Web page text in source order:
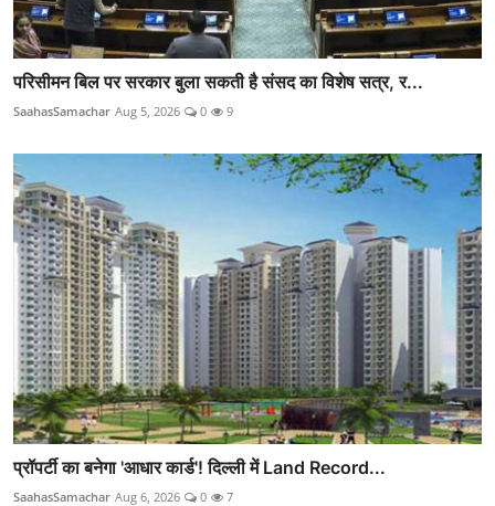
परिसीमन बिल पर सरकार बुला सकती है संसद का विशेष सत्र, र...
SaahasSamachar Aug 5, 2026 0 9
प्रॉपर्टी का बनेगा 'आधार कार्ड'! दिल्ली में Land Record...
SaahasSamachar Aug 6, 2026 0 7